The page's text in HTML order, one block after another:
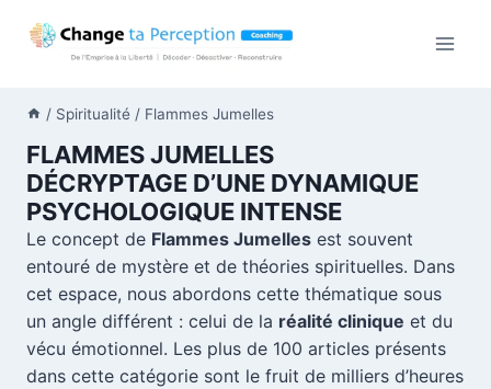
/ Spiritualité / Flammes Jumelles
FLAMMES JUMELLES
DÉCRYPTAGE D’UNE DYNAMIQUE
PSYCHOLOGIQUE INTENSE
Le concept de Flammes Jumelles est souvent
entouré de mystère et de théories spirituelles. Dans
cet espace, nous abordons cette thématique sous
un angle différent : celui de la réalité clinique et du
vécu émotionnel. Les plus de 100 articles présents
dans cette catégorie sont le fruit de milliers d’heures